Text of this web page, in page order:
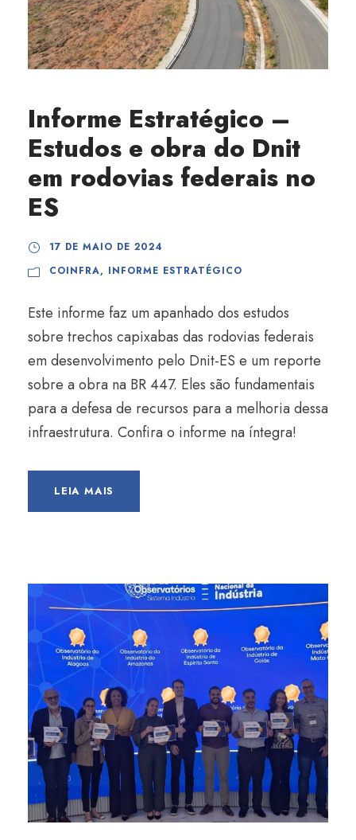
Informe Estratégico –
Estudos e obra do Dnit
em rodovias federais no
ES
17 DE MAIO DE 2024
COINFRA, INFORME ESTRATÉGICO
Este informe faz um apanhado dos estudos
sobre trechos capixabas das rodovias federais
em desenvolvimento pelo Dnit-ES e um reporte
sobre a obra na BR 447. Eles são fundamentais
para a defesa de recursos para a melhoria dessa
infraestrutura. Confira o informe na íntegra!
LEIA MAIS